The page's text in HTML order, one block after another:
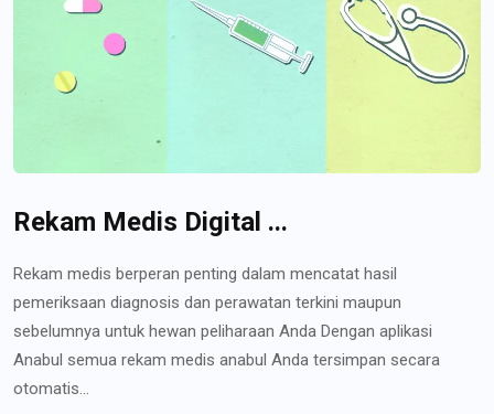
Rekam Medis Digital ...
Rekam medis berperan penting dalam mencatat hasil
pemeriksaan diagnosis dan perawatan terkini maupun
sebelumnya untuk hewan peliharaan Anda Dengan aplikasi
Anabul semua rekam medis anabul Anda tersimpan secara
otomatis...